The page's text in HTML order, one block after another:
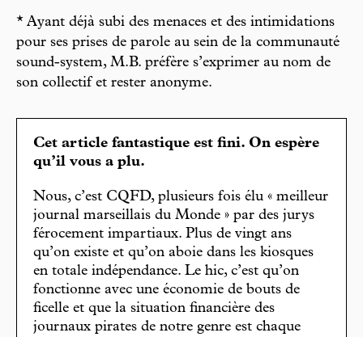
* Ayant déjà subi des menaces et des intimidations
pour ses prises de parole au sein de la communauté
sound-system, M.B. préfère s’exprimer au nom de
son collectif et rester anonyme.
Cet article fantastique est fini. On espère
qu’il vous a plu.
Nous, c’est CQFD, plusieurs fois élu « meilleur
journal marseillais du Monde » par des jurys
férocement impartiaux. Plus de vingt ans
qu’on existe et qu’on aboie dans les kiosques
en totale indépendance. Le hic, c’est qu’on
fonctionne avec une économie de bouts de
ficelle et que la situation financière des
journaux pirates de notre genre est chaque